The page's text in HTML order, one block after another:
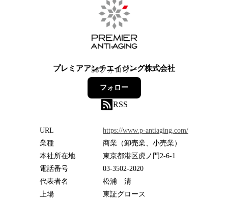
プレミアアンチエイジング株式会社
58フォロワー
フォロー
RSS
URL
https://www.p-antiaging.com/
業種
商業（卸売業、小売業）
本社所在地
東京都港区虎ノ門2-6-1
電話番号
03-3502-2020
代表者名
松浦 清
上場
東証グロース